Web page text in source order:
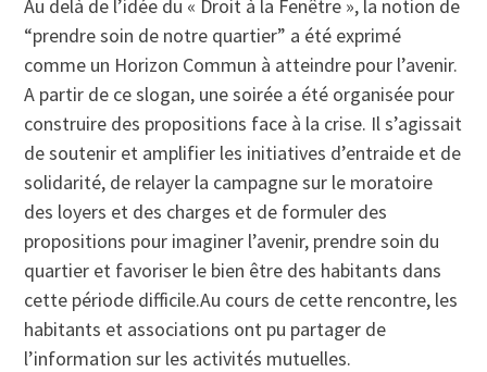
Au delà de l’idée du « Droit à la Fenêtre », la notion de
“prendre soin de notre quartier” a été exprimé
comme un Horizon Commun à atteindre pour l’avenir.
A partir de ce slogan, une soirée a été organisée pour
construire des propositions face à la crise. Il s’agissait
de soutenir et amplifier les initiatives d’entraide et de
solidarité, de relayer la campagne sur le moratoire
des loyers et des charges et de formuler des
propositions pour imaginer l’avenir, prendre soin du
quartier et favoriser le bien être des habitants dans
cette période difficile.Au cours de cette rencontre, les
habitants et associations ont pu partager de
l’information sur les activités mutuelles.